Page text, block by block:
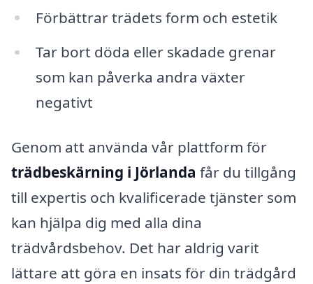
Förbättrar trädets form och estetik
Tar bort döda eller skadade grenar
som kan påverka andra växter
negativt
Genom att använda vår plattform för
trädbeskärning i Jörlanda får du tillgång
till expertis och kvalificerade tjänster som
kan hjälpa dig med alla dina
trädvårdsbehov. Det har aldrig varit
lättare att göra en insats för din trädgård